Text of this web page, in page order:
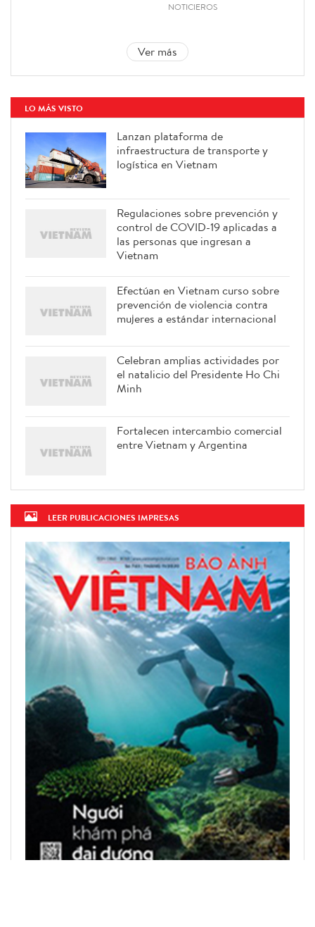
NOTICIEROS
Ver más
LO MÁS VISTO
Lanzan plataforma de
infraestructura de transporte y
logística en Vietnam
Regulaciones sobre prevención y
control de COVID-19 aplicadas a
las personas que ingresan a
Vietnam
Efectúan en Vietnam curso sobre
prevención de violencia contra
mujeres a estándar internacional
Celebran amplias actividades por
el natalicio del Presidente Ho Chi
Minh
Fortalecen intercambio comercial
entre Vietnam y Argentina
LEER PUBLICACIONES IMPRESAS